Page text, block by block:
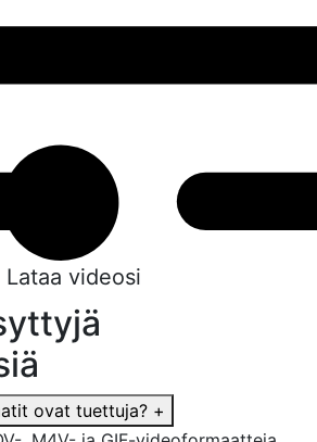
Lataa videosi
ovat tuettuja? +